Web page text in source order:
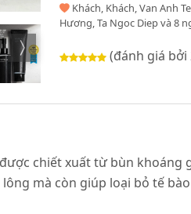
Khách, Khách, Van Anh
Hương, Ta Ngoc Diep và 8
(đánh giá bởi
được chiết xuất từ bùn khoáng
mà còn giúp loại bỏ tế